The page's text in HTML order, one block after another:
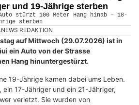
und 19-Jährige sterben
REDAKTION
auf Mittwoch (29.07.2026) ist in
ein Auto von der Strasse
Hang hinuntergestürzt.
19-Jährige kamen dabei ums Leben.
ein 17-Jähriger und ein 21-Jähriger,
verletzt. Sie wurden von